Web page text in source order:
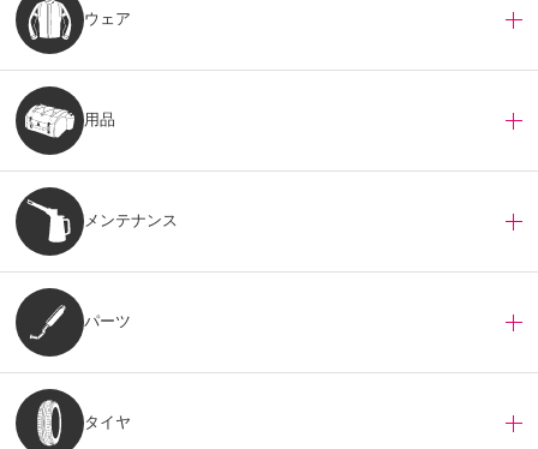
ウェア
用品
メンテナンス
パーツ
タイヤ